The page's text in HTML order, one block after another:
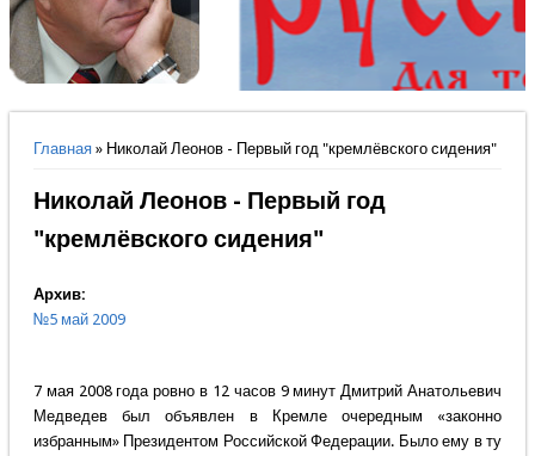
Вы здесь
Главная» Николай Леонов - Первый год "кремлёвского сидения"
Николай Леонов - Первый год
"кремлёвского сидения"
Архив:
№5 май 2009
7 мая 2008 года ровно в 12 часов 9 минут Дмитрий Анатольевич
Медведев был объявлен в Кремле очередным «законно
избранным» Президентом Российской Федерации. Было ему в ту